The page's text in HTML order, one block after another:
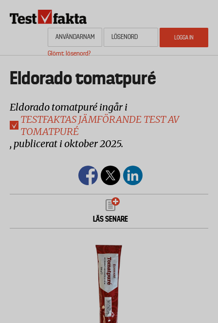
Glömt lösenord?
Media AKTUELL PLANERING
Eldorado tomatpuré
Eldorado tomatpuré ingår i
TESTFAKTAS JÄMFÖRANDE TEST AV
TOMATPURÉ
, publicerat i oktober 2025.
LÄS SENARE